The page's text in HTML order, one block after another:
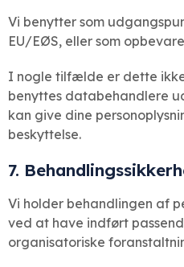
Vi benytter som
EU/EØS, eller som
I nogle tilfælde er dette
benyttes databehandlere
kan give dine
beskyttelse.
7.
Vi holder behandlingen af
ved at have indført
organisatoriske